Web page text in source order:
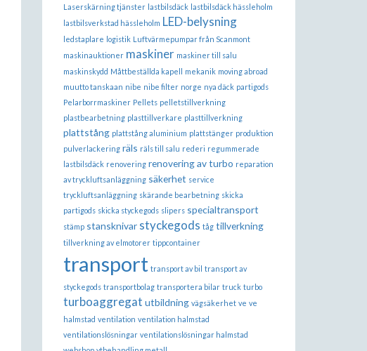
Laserskärning tjänster lastbilsdäck lastbilsdäck hässleholm
lastbilsverkstad hässleholm LED-belysning
ledstaplare logistik Luftvärmepumpar från Scanmont
maskinauktioner maskiner maskiner till salu
maskinskydd Måttbeställda kapell mekanik moving abroad
muutto tanskaan nibe nibe filter norge nya däck partigods
Pelarborrmaskiner Pellets pelletstillverkning
plastbearbetning plasttillverkare plasttillverkning
plattstång plattstång aluminium plattstänger produktion
pulverlackering räls räls till salu rederi regummerade
lastbilsdäck renovering renovering av turbo reparation
av tryckluftsanläggning säkerhet service
tryckluftsanläggning skärande bearbetning skicka
partigods skicka styckegods slipers specialtransport
stämp stansknivar styckegods tåg tillverkning
tillverkning av elmotorer tippcontainer
transport transport av bil transport av
styckegods transportbolag transportera bilar truck turbo
turboaggregat utbildning vägsäkerhet ve ve
halmstad ventilation ventilation halmstad
ventilationslösningar ventilationslösningar halmstad